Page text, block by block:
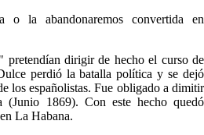
o la abandonaremos convertida en
pretendían dirigir de hecho el curso de
perdió la batalla política y se dejó
los españolistas. Fue obligado a dimitir
(Junio 1869). Con este hecho quedó
La Habana.